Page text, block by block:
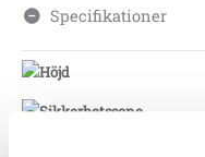
Specifikationer